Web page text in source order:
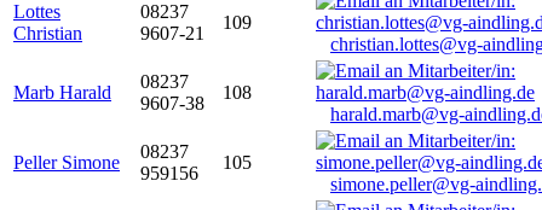
Lottes
Christian
08237
9607-21
109
christian.lottes@vg-
Marb Harald
08237
9607-38
108
harald.marb@vg-
Peller Simone
08237
959156
105
simone.peller@vg-